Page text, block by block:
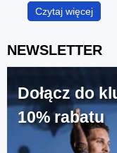
Czytaj więcej
NEWSLETTER
Dołącz do
10% rabatu